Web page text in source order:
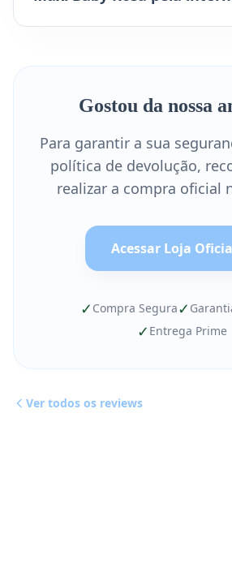
Gostou da nossa
Para garantir a sua
política de devolução,
realizar a compra oficial
Acessar Loja
✓ Compra Segura✓
✓ Entrega Prime
Ver todos os reviews